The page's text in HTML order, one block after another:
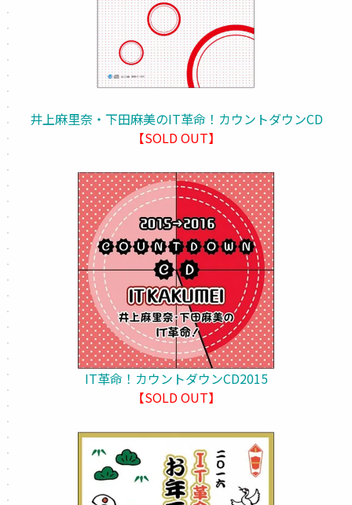
井上麻里奈・下田麻美のIT革命！カウントダウンCD
【SOLD OUT】
IT革命！カウントダウンCD2015
【SOLD OUT】